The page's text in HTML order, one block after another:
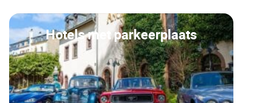
Hotels met parkeerplaats